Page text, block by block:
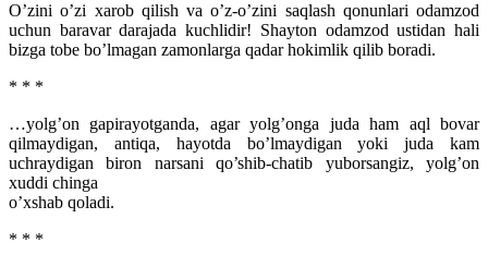
O’zini o’zi xarob qilish va o’z-o’zini saqlash qonunlari odamzod
uchun baravar darajada kuchlidir! Shayton odamzod ustidan hali
bizga tobe bo’lmagan zamonlarga qadar hokimlik qilib boradi.
* * *
…yolg’on gapirayotganda, agar yolg’onga juda ham aql bovar
qilmaydigan, antiqa, hayotda bo’lmaydigan yoki juda kam
uchraydigan biron narsani qo’shib-chatib yuborsangiz, yolg’on
xuddi chinga
o’xshab qoladi.
* * *